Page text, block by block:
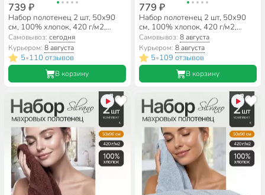
739 ₽
Набор полотенец 2 шт, 50х90
см, 100% хлопок, 420 г/м2,
Silvano, Агат, серо-зеленый,
пудрово-фисташковый,
Узбекистан
Самовывоз:сегодня
Курьером:8 августа
5•110 отзывов
В корзину
779 ₽
Набор полотенец 2 шт, 50х90
см, 100% хлопок, 420 г/м2,
Silvano, Агат, пудрово-розовый,
баклажановый, Узбекистан
Самовывоз: 8 августа
Курьером: 8 августа
5•109 отзывов
В корзину